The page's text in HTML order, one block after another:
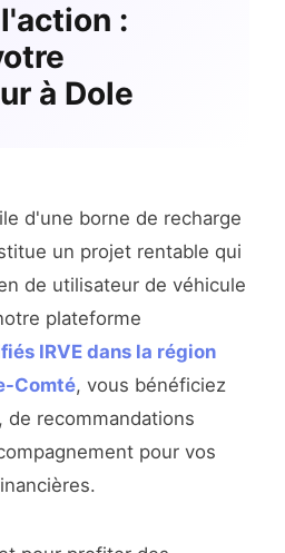
:
à Dole
d'une borne de recharge
un projet rentable qui
de utilisateur de véhicule
plateforme
IRVE dans la région
Comté, vous bénéficiez
de recommandations
pour vos